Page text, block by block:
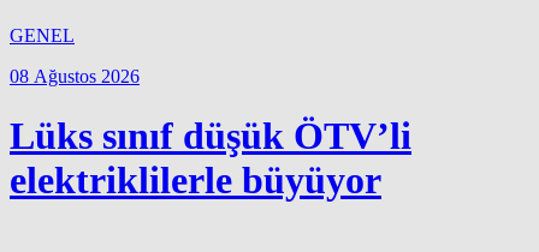
GENEL
08 Ağustos 2026
Lüks sınıf düşük ÖTV’li
elektriklilerle büyüyor